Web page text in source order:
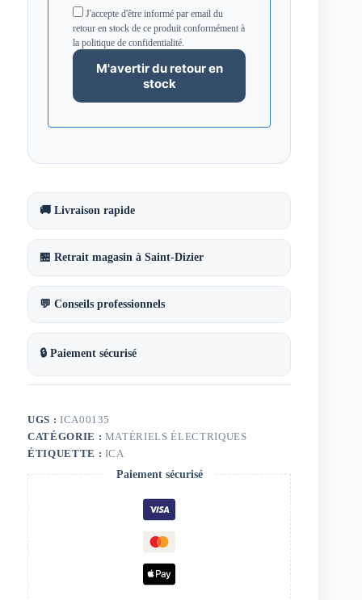
J'accepte d'être informé par email du
retour en stock de ce produit conformément à
la politique de confidentialité.
🚚 Livraison rapide
🏪 Retrait magasin à Saint-Dizier
💬 Conseils professionnels
🔒 Paiement sécurisé
UGS : ICA00135
CATÉGORIE : MATÉRIELS ÉLECTRIQUES
ÉTIQUETTE : ICA
Paiement sécurisé